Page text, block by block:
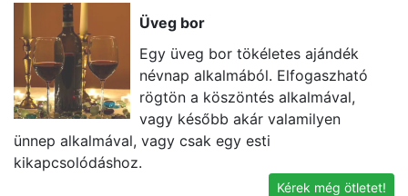
Üveg bor
Egy üveg bor tökéletes ajándék
névnap alkalmából. Elfogaszható
rögtön a köszöntés alkalmával,
vagy később akár valamilyen
ünnep alkalmával, vagy csak egy esti
kikapcsolódáshoz.
Kérek még ötletet!